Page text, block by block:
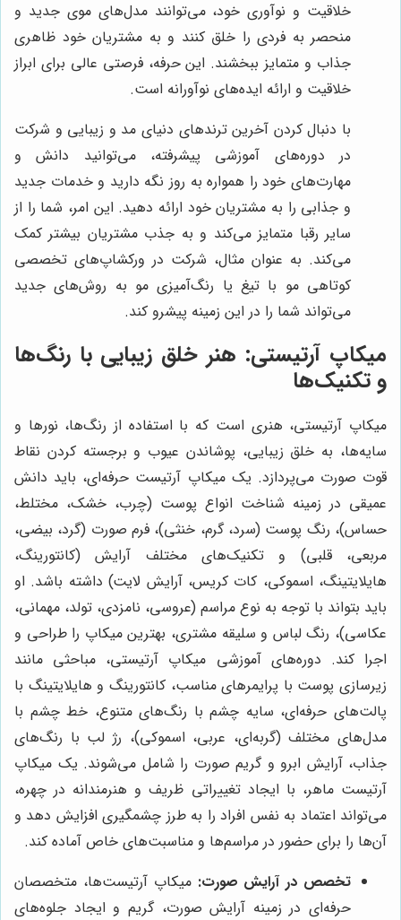
خلاقیت و نوآوری خود، می‌توانند مدل‌های موی جدید و
منحصر به فردی را خلق کنند و به مشتریان خود ظاهری
جذاب و متمایز ببخشند. این حرفه، فرصتی عالی برای ابراز
خلاقیت و ارائه ایده‌های نوآورانه است.
با دنبال کردن آخرین ترندهای دنیای مد و زیبایی و شرکت
در دوره‌های آموزشی پیشرفته، می‌توانید دانش و
مهارت‌های خود را همواره به روز نگه دارید و خدمات جدید
و جذابی را به مشتریان خود ارائه دهید. این امر، شما را از
سایر رقبا متمایز می‌کند و به جذب مشتریان بیشتر کمک
می‌کند. به عنوان مثال، شرکت در ورکشاپ‌های تخصصی
کوتاهی مو با تیغ یا رنگ‌آمیزی مو به روش‌های جدید
می‌تواند شما را در این زمینه پیشرو کند.
میکاپ آرتیستی: هنر خلق زیبایی با رنگ‌ها
و تکنیک‌ها
میکاپ آرتیستی، هنری است که با استفاده از رنگ‌ها، نورها و
سایه‌ها، به خلق زیبایی، پوشاندن عیوب و برجسته کردن نقاط
قوت صورت می‌پردازد. یک میکاپ آرتیست حرفه‌ای، باید دانش
عمیقی در زمینه شناخت انواع پوست (چرب، خشک، مختلط،
حساس)، رنگ پوست (سرد، گرم، خنثی)، فرم صورت (گرد، بیضی،
مربعی، قلبی) و تکنیک‌های مختلف آرایش (کانتورینگ،
هایلایتینگ، اسموکی، کات کریس، آرایش لایت) داشته باشد. او
باید بتواند با توجه به نوع مراسم (عروسی، نامزدی، تولد، مهمانی،
عکاسی)، رنگ لباس و سلیقه مشتری، بهترین میکاپ را طراحی و
اجرا کند. دوره‌های آموزشی میکاپ آرتیستی، مباحثی مانند
زیرسازی پوست با پرایمرهای مناسب، کانتورینگ و هایلایتینگ با
پالت‌های حرفه‌ای، سایه چشم با رنگ‌های متنوع، خط چشم با
مدل‌های مختلف (گربه‌ای، عربی، اسموکی)، رژ لب با رنگ‌های
جذاب، آرایش ابرو و گریم صورت را شامل می‌شوند. یک میکاپ
آرتیست ماهر، با ایجاد تغییراتی ظریف و هنرمندانه در چهره،
می‌تواند اعتماد به نفس افراد را به طرز چشمگیری افزایش دهد و
آن‌ها را برای حضور در مراسم‌ها و مناسبت‌های خاص آماده کند.
تخصص در آرایش صورت: میکاپ آرتیست‌ها، متخصصان
حرفه‌ای در زمینه آرایش صورت، گریم و ایجاد جلوه‌های